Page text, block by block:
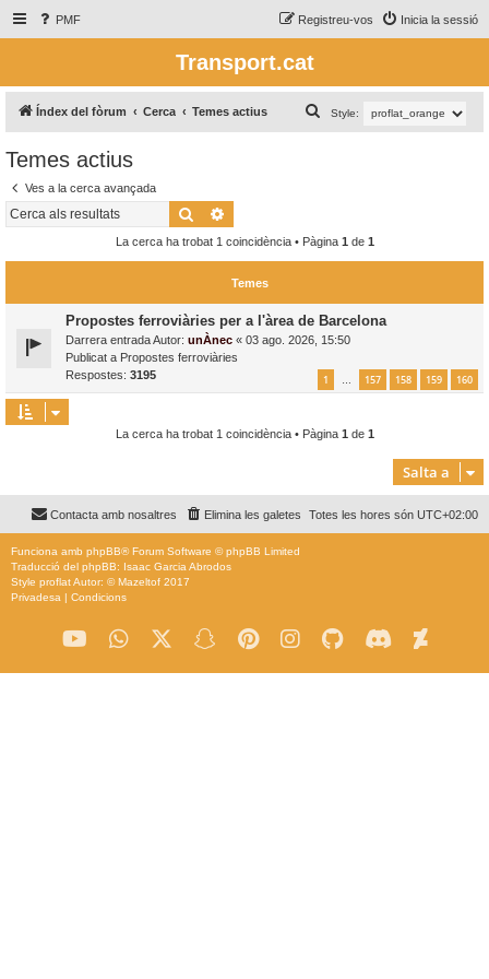
PMF Inicia la sessió
Registreu-vos
Transport.cat
Índex del fòrum Cerca Temes actius Style:
e
Temes actius
Ves a la cerca avançada
Cerca
La cerca ha trobat 1 coincidència • Pàgina 1 de 1
Temes
Propostes ferroviàries per a l'àrea de Barcelona
Darrera entrada Autor: unÀnec « 03 ago. 2026, 15:50
Publicat a Propostes ferroviàries
Respostes: 3195 1 … 157 158 159 160
La cerca ha trobat 1 coincidència • Pàgina 1 de 1
Salta a
Totes les hores són UTC+02:00
Elimina les galetes
Contacta amb nosaltres
Funciona amb phpBB® Forum Software © phpBB Limited
Traducció del phpBB: Isaac Garcia Abrodos
Style proflatAutor: ©Mazeltof 2017
Privadesa | Condicions